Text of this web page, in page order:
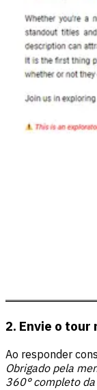
2. Envie o tour
Ao responder
Obrigado pela
360° completo